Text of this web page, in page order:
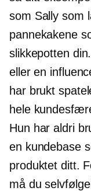
som Sally som
pannekakene
slikkepotten
eller en
har brukt
hele
Hun har aldri
en kundebase
produktet ditt.
må du